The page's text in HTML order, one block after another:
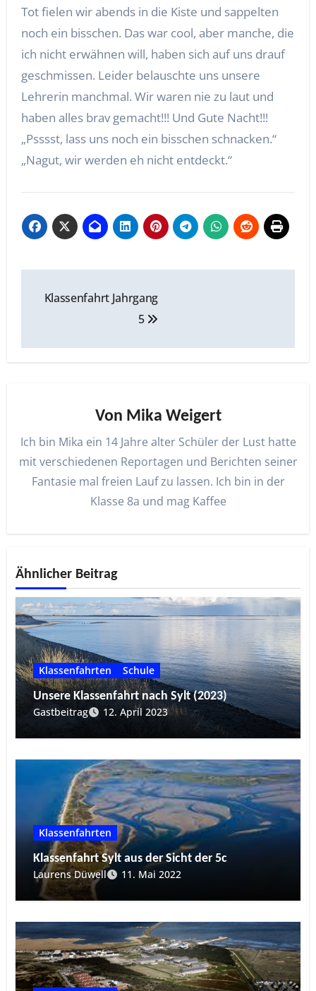
Tot fielen wir abends in die Kiste und sappelten
noch ein bisschen. Das war cool, aber manche, die
ich nicht erwähnen will, haben sich auf uns drauf
geschmissen. Leider belauschte uns unsere
Lehrerin manchmal. Wir waren nie zu laut und
haben alles brav gemacht!!! Und Gute Nacht!!!
„Psssst, lass uns noch ein bisschen schnacken.“
„Nagut, wir werden eh nicht entdeckt.“
Klassenfahrt Jahrgang
5
Von Mika Weigert
Ich bin Mika ein 14 Jahre alter Schüler der Lust hatte
mit verschiedenen Reportagen und Berichten seiner
Fantasie mal freien Lauf zu lassen. Ich bin in der
Klasse 8a und mag Kaffee
Ähnlicher Beitrag
Klassenfahrten
Schule
Unsere Klassenfahrt nach Sylt (2023)
Gastbeitrag
12. April 2023
Klassenfahrten
Klassenfahrt Sylt aus der Sicht der 5c
Laurens Düwell
11. Mai 2022